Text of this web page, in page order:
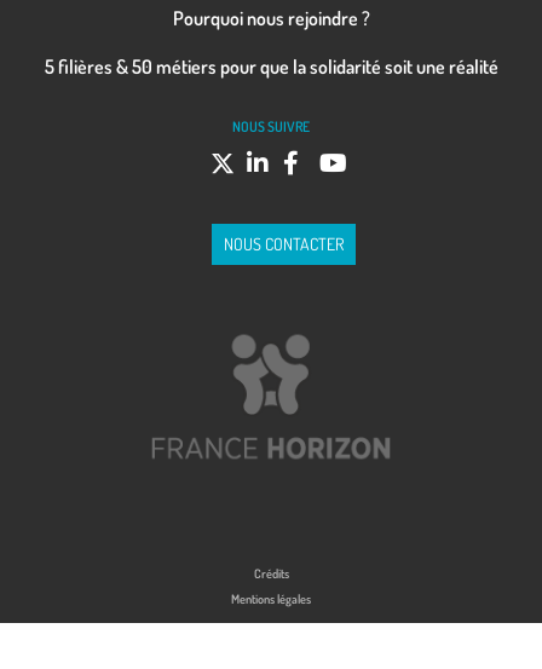
Pourquoi nous rejoindre ?
5 filières & 50 métiers pour que la solidarité soit une réalité
NOUS SUIVRE
NOUS CONTACTER
Crédits
Mentions légales